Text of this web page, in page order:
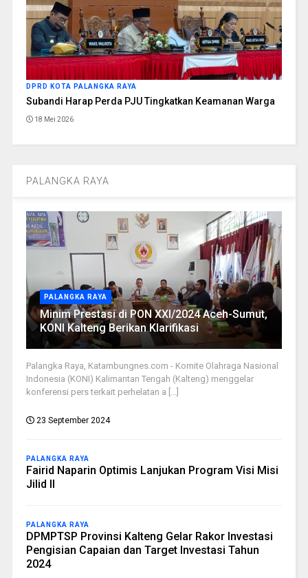
DPRD KOTA PALANGKA RAYA
Subandi Harap Perda PJU Tingkatkan Keamanan Warga
18 Mei 2026
PALANGKA RAYA
PALANGKA RAYA
Minim Prestasi di PON XXI/2024 Aceh-Sumut,
KONI Kalteng Berikan Klarifikasi
Palangka Raya, Katambungnes.com - Komite Olahraga Nasional
Indonesia (KONI) Kalimantan Tengah (Kalteng) menggelar
konferensi pers terkait perhelatan a [...]
23 September 2024
PALANGKA RAYA
Fairid Naparin Optimis Lanjukan Program Visi Misi
Jilid II
PALANGKA RAYA
DPMPTSP Provinsi Kalteng Gelar Rakor Investasi
Pengisian Capaian dan Target Investasi Tahun
2024